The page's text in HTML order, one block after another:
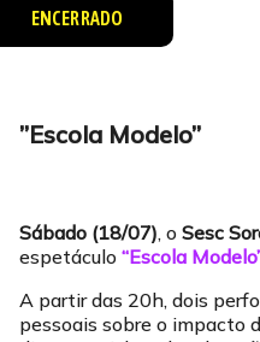
ENCERRADO
”Escola Modelo”
Sábado (18/07), o Sesc
espetáculo “Escola
A partir das 20h, dois
pessoais sobre o impacto